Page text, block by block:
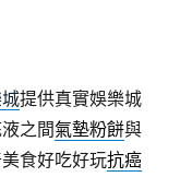
提供真實娛樂城
之間氣墊粉餅與
食好吃好玩抗癌